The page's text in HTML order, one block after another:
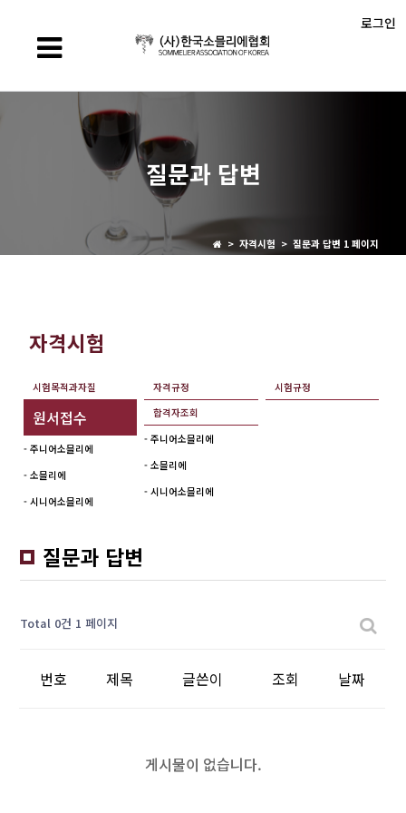
로그인
질문과 답변
> 자격시험 > 질문과 답변 1 페이지
자격시험
시험목적과자질 자격규정 시험규정
원서접수
- 주니어소믈리에
- 소믈리에
- 시니어소믈리에
합격자조회
- 주니어소믈리에
- 소믈리에
- 시니어소믈리에
질문과 답변
Total 0건 1 페이지
번호 제목 글쓴이 조회 날짜
게시물이 없습니다.